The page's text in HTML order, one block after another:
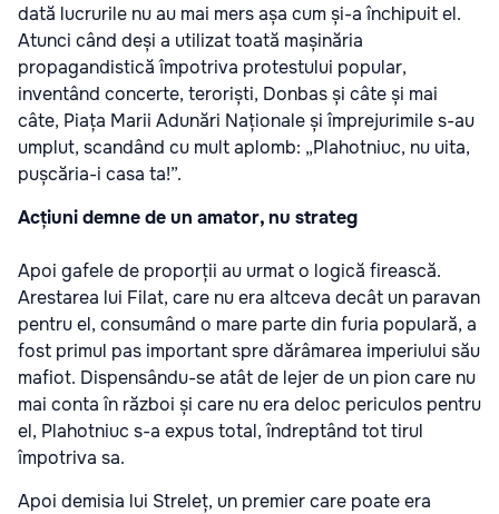
dată lucrurile nu au mai mers așa cum și-a închipuit el.
Atunci când deși a utilizat toată mașinăria
propagandistică împotriva protestului popular,
inventând concerte, teroriști, Donbas și câte și mai
câte, Piața Marii Adunări Naționale și împrejurimile s-au
umplut, scandând cu mult aplomb: „Plahotniuc, nu uita,
pușcăria-i casa ta!”.
Acțiuni demne de un amator, nu strateg
Apoi gafele de proporții au urmat o logică firească.
Arestarea lui Filat, care nu era altceva decât un paravan
pentru el, consumând o mare parte din furia populară, a
fost primul pas important spre dărâmarea imperiului său
mafiot. Dispensându-se atât de lejer de un pion care nu
mai conta în război și care nu era deloc periculos pentru
el, Plahotniuc s-a expus total, îndreptând tot tirul
împotriva sa.
Apoi demisia lui Streleț, un premier care poate era